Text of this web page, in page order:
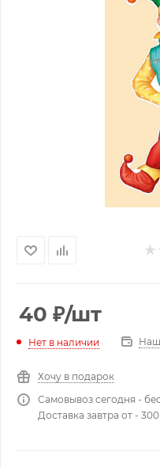
40 ₽/шт
Нет в наличии
Хочу в подарок
Самовывоз сегодня -
Доставка завтра от -